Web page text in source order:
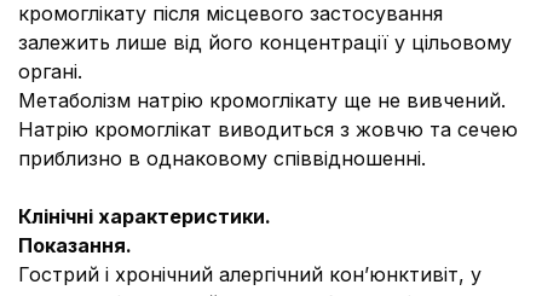
кромоглікату після місцевого застосування
залежить лише від його концентрації у цільовому
органі.
Метаболізм натрію кромоглікату ще не вивчений.
Натрію кромоглікат виводиться з жовчю та сечею
приблизно в однаковому співвідношенні.
Клінічні характеристики.
Показання.
Гострий і хронічний алергічний кон’юнктивіт, у